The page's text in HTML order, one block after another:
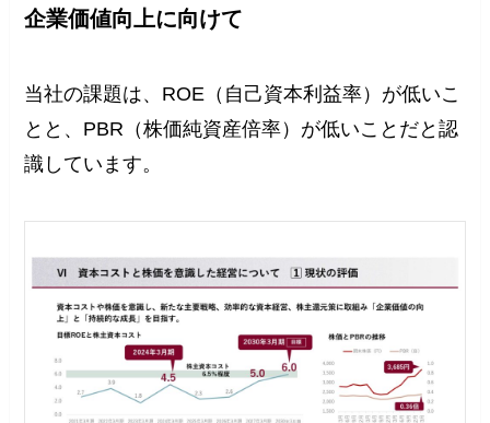
企業価値向上に向けて
当社の課題は、ROE（自己資本利益率）が低いこ
とと、PBR（株価純資産倍率）が低いことだと認
識しています。